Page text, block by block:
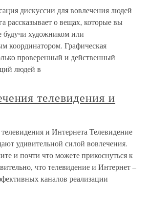
дискуссии для вовлечения людей
рассказывает о вещах, которые вы
будучи художником или
координатором. Графическая
проверенный и действенный
людей в
телевидения и
и Интернета Телевидение
удивительной силой вовлечения.
и почти что можете прикоснуться к
что телевидение и Интернет –
каналов реализации